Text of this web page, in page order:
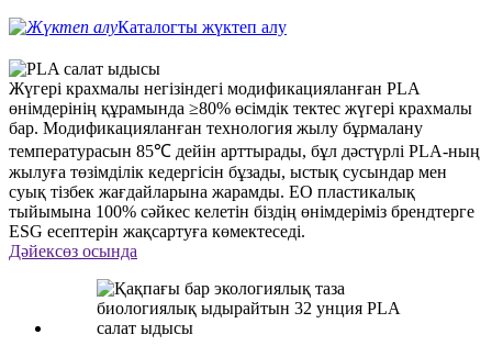
Каталогты жүктеп алу
Жүгері крахмалы негізіндегі модификацияланған PLA
өнімдерінің құрамында ≥80% өсімдік тектес жүгері крахмалы
бар. Модификацияланған технология жылу бұрмалану
температурасын 85℃ дейін арттырады, бұл дәстүрлі PLA-ның
жылуға төзімділік кедергісін бұзады, ыстық сусындар мен
суық тізбек жағдайларына жарамды. ЕО пластикалық
тыйымына 100% сәйкес келетін біздің өнімдеріміз брендтерге
ESG есептерін жақсартуға көмектеседі.
Дәйексөз осында